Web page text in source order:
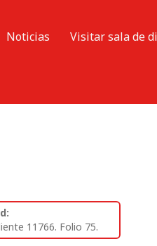
Noticias
Visitar sala de
11766. Folio 75.